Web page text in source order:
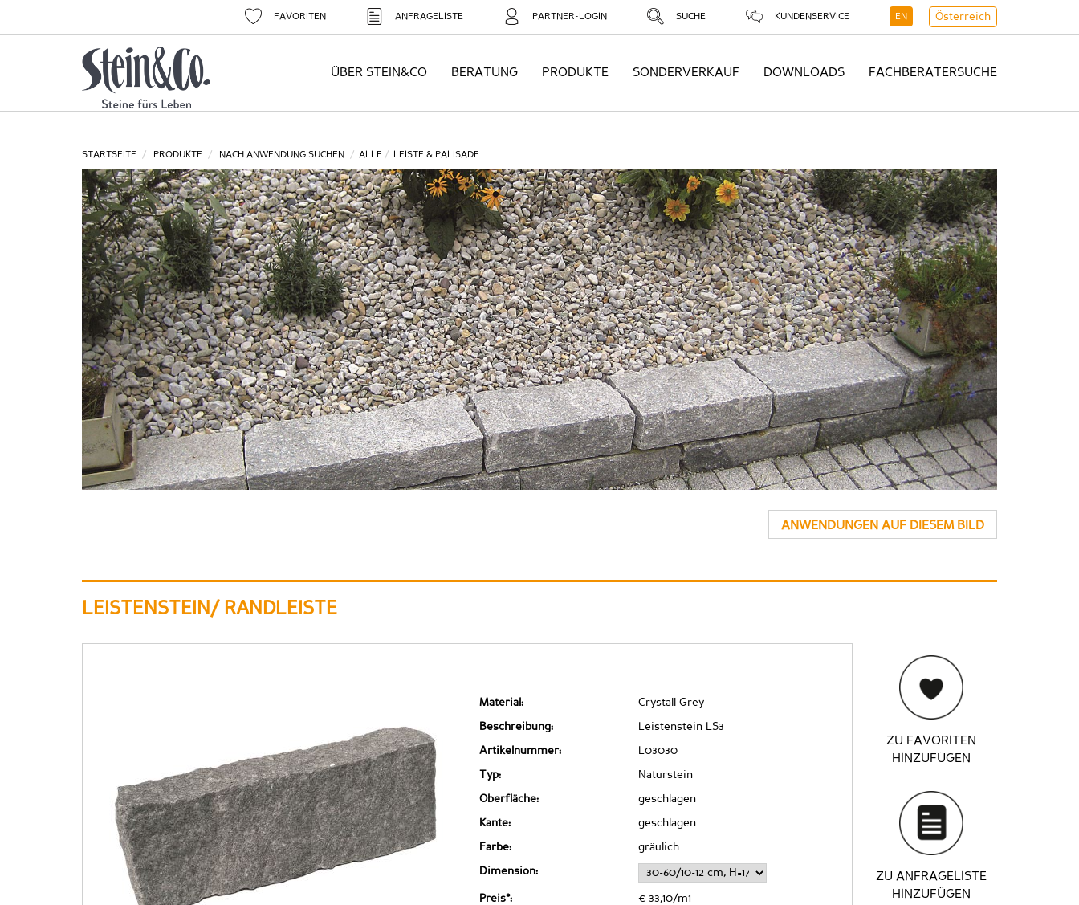
FAVORITEN ANFRAGELISTE PARTNER-LOGIN SUCHE KUNDENSERVICE EN Österreich
ÜBER STEIN&CO BERATUNG PRODUKTE SONDERVERKAUF DOWNLOADS FACHBERATERSUCHE
STARTSEITE PRODUKTE NACH ANWENDUNG SUCHEN ALLE LEISTE & PALISADE
ANWENDUNGEN AUF DIESEM BILD
LEISTENSTEIN/ RANDLEISTE
Material: Crystall Grey
Beschreibung: Leistenstein LS3
Artikelnummer: L03030
Typ: Naturstein
Oberfläche: geschlagen
Kante: geschlagen
Farbe: gräulich
Dimension:
Preis*: € 33,10/m1
ZU FAVORITEN
HINZUFÜGEN
ZU ANFRAGELISTE
HINZUFÜGEN